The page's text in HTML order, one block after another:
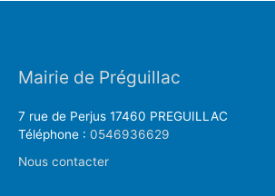
Mairie de Préguillac
7 rue de Perjus 17460 PREGUILLAC
Téléphone : 0546936629
Nous contacter